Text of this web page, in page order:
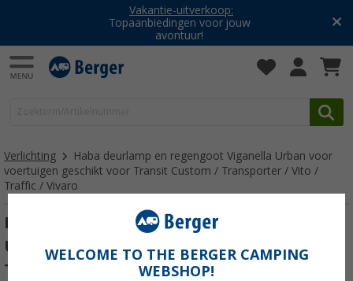
Vakantie-uitverkoop:
Topaanbiedingen voor jouw
avontuur!
Verlichting
Haba deurlamp en regengoot Viganella Urban voor
voertuigen geschikt voor Transit Custom / Transporter / Vito /
Traffic / Vivaro
Haba deurlamp en regengoot Viganella
Urban voor voertuigen geschikt voor
Transit Custom / Transporter / Vito /
WELCOME TO THE BERGER CAMPING
WEBSHOP!